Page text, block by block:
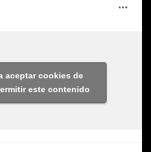
aceptar cookies de
este contenido